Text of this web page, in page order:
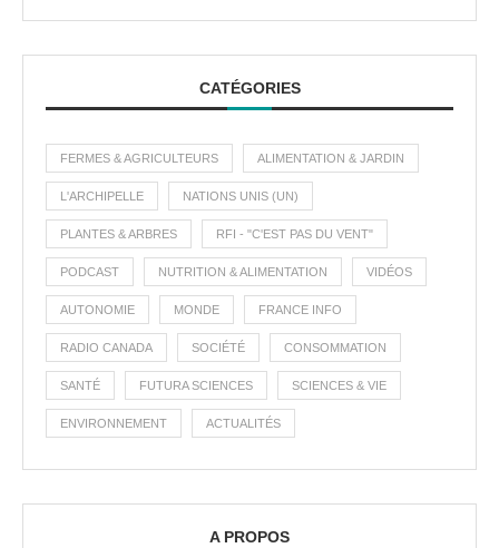
CATÉGORIES
FERMES & AGRICULTEURS ALIMENTATION & JARDIN
L'ARCHIPELLE NATIONS UNIS (UN)
PLANTES & ARBRES RFI - "C'EST PAS DU VENT"
PODCAST NUTRITION & ALIMENTATION VIDÉOS
AUTONOMIE MONDE FRANCE INFO
RADIO CANADA SOCIÉTÉ CONSOMMATION
SANTÉ FUTURA SCIENCES SCIENCES & VIE
ENVIRONNEMENT ACTUALITÉS
A PROPOS